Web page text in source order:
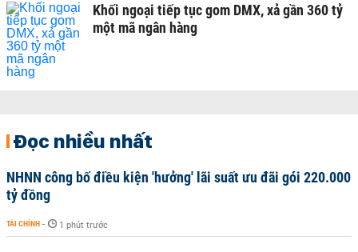
Khối ngoại tiếp tục gom DMX, xả gần 360 tỷ
một mã ngân hàng
Đọc nhiều nhất
NHNN công bố điều kiện 'hưởng' lãi suất ưu đãi gói 220.000
tỷ đồng
TÀI CHÍNH - 1 phút trước